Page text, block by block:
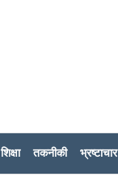
शिक्षा तकनीकी भ्रष्टाचार